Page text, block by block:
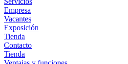
Empresa
Vacantes
Exposición
Tienda
Contacto
Tienda